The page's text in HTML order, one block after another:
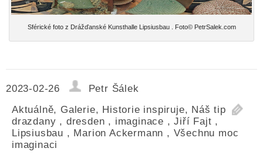
Sférické foto z Drážďanské Kunsthalle Lipsiusbau . Foto© PetrSalek.com
2023-02-26
Petr Šálek
Aktuálně, Galerie, Historie inspiruje, Náš tip
drazdany , dresden , imaginace ,Jiří Fajt ,
Lipsiusbau , Marion Ackermann , Všechnu moc
imaginaci